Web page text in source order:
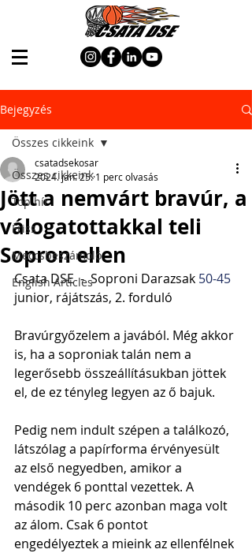
Bejegyzés
Összes cikkeink
Top hír
Friss
Meccsbeszámoló
English Articles
Összes cikkeink
Jött a nemvárt bravúr, a
válogatottakkal teli
Sopron ellen
csatadsekosar
2024. jan. 25. 1 perc olvasás
Csata DSE  -  Soproni Darazsak 50-45
junior, rájátszás, 2. forduló
Bravúrgyőzelem a javából. Még akkor
is, ha a soproniak talán nem a
legerősebb összeállításukban jöttek
el, de ez tényleg legyen az ő bajuk.
Pedig nem indult szépen a találkozó,
látszólag a papírforma érvényesült
az első negyedben, amikor a
vendégek 6 ponttal vezettek. A
második 10 perc azonban maga volt
az álom. Csak 6 pontot
engedélyeztek a mieink az ellenfélnek